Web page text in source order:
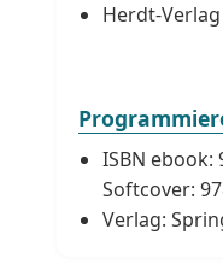
Herdt-Verlag
ISBN ebook:
Softcover:
Verlag: